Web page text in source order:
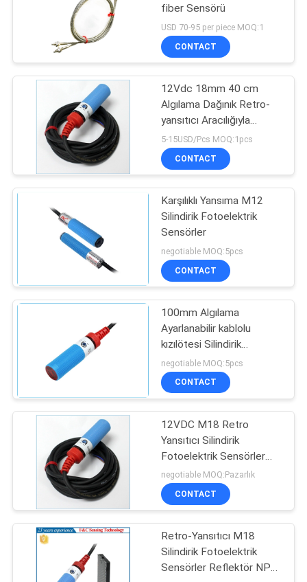
PRIVACY
POLICY
fiber Sensörü
USD 70-95 per piece MOQ:1
CONTACT
12Vdc 18mm 40 cm
Algılama Dağınık Retro-
yansıtıcı Aracılığıyla
Fotoelektrik Sensör
Anahtarı
5-15USD/Pcs MOQ:1pcs
CONTACT
Karşılıklı Yansıma M12
Silindirik Fotoelektrik
Sensörler
negotiable MOQ:5pcs
CONTACT
100mm Algılama
Ayarlanabilir kablolu
kızılötesi Silindirik
Fotoelektrik Sensörler
OEM / ODM
negotiable MOQ:5pcs
CONTACT
12VDC M18 Retro
Yansıtıcı Silindirik
Fotoelektrik Sensörler
Anahtarı 2 m Ayarlanabilir
negotiable MOQ:Pazarlık
CONTACT
Retro-Yansıtıcı M18
Silindirik Fotoelektrik
Sensörler Reflektör NPN